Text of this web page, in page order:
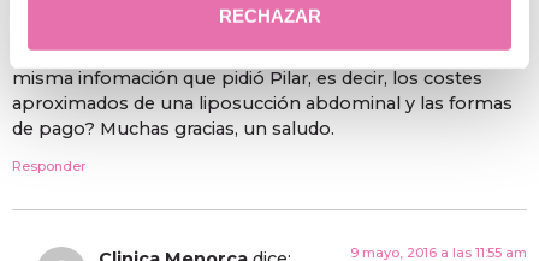
RECHAZAR
Por favor, ¿podrían también enviarme un correo con la
misma infomación que pidió Pilar, es decir, los costes
aproximados de una liposucción abdominal y las formas
de pago? Muchas gracias, un saludo.
Responder
9 mayo, 2016 a las 11:55 am